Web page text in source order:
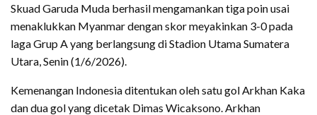
Skuad Garuda Muda berhasil mengamankan tiga poin usai
menaklukkan Myanmar dengan skor meyakinkan 3-0 pada
laga Grup A yang berlangsung di Stadion Utama Sumatera
Utara, Senin (1/6/2026).
Kemenangan Indonesia ditentukan oleh satu gol Arkhan Kaka
dan dua gol yang dicetak Dimas Wicaksono. Arkhan